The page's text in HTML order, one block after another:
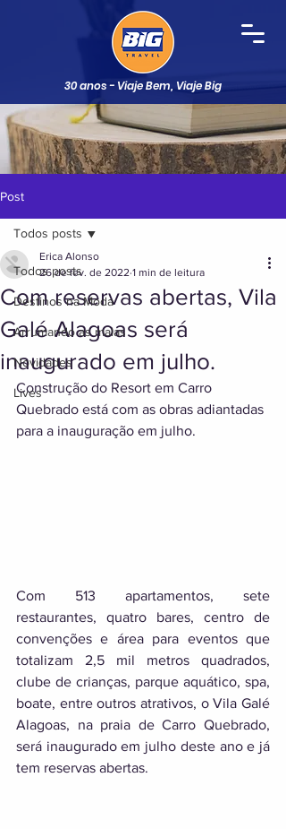
30 anos - Viaje Bem, Viaje Big
Post
Todos posts
Destinos na Moda
Arrumando as malas
Novidades
Lives
Todos posts
Com reservas abertas, Vila
Galé Alagoas será
inaugurado em julho.
Erica Alonso
26 de fev. de 2022 1 min de leitura
Construção do Resort em Carro
Quebrado está com as obras adiantadas
para a inauguração em julho.
Com 513 apartamentos, sete
restaurantes, quatro bares, centro de
convenções e área para eventos que
totalizam 2,5 mil metros quadrados,
clube de crianças, parque aquático, spa,
boate, entre outros atrativos, o Vila Galé
Alagoas, na praia de Carro Quebrado,
será inaugurado em julho deste ano e já
tem reservas abertas.